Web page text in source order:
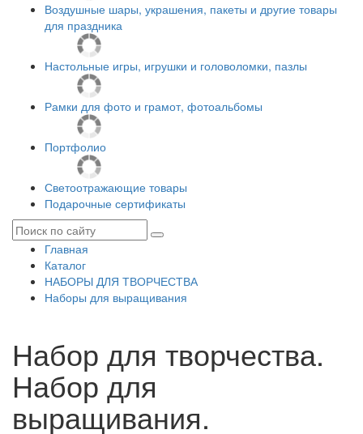
Воздушные шары, украшения, пакеты и другие товары
для праздника
Настольные игры, игрушки и головоломки, пазлы
Рамки для фото и грамот, фотоальбомы
Портфолио
Светоотражающие товары
Подарочные сертификаты
Главная
Каталог
НАБОРЫ ДЛЯ ТВОРЧЕСТВА
Наборы для выращивания
Набор для творчества.
Набор для
выращивания.